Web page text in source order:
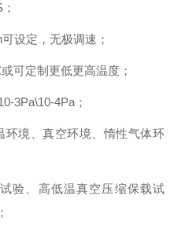
；
可设定，无极调速；
可定制更低更高温度；
3Pa\10-4Pa ；
环境、真空环境、惰性气体环
验、高低温真空压缩保载试